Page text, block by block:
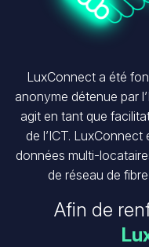
LuxConnect a été
anonyme détenue par
agit en tant que
de l’ICT.
données multi-
de réseau de
Afin de